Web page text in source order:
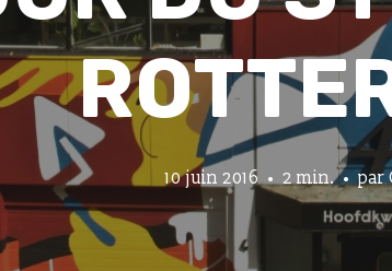
10 juin 2016 2 min. par